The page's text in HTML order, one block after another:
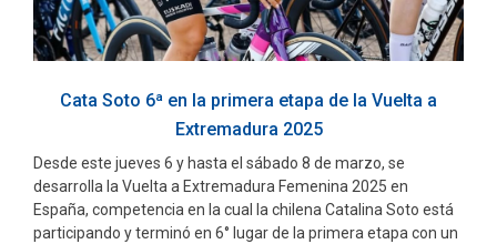
Cata Soto 6ª en la primera etapa de la Vuelta a
Extremadura 2025
Desde este jueves 6 y hasta el sábado 8 de marzo, se
desarrolla la Vuelta a Extremadura Femenina 2025 en
España, competencia en la cual la chilena Catalina Soto está
participando y terminó en 6° lugar de la primera etapa con un